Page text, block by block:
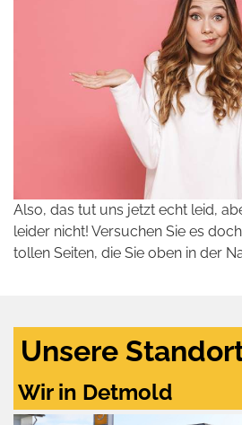
Also, das tut uns jetzt echt leid,
leider nicht! Versuchen Sie es
tollen Seiten, die Sie oben in der
Unsere
Wir in Detmold